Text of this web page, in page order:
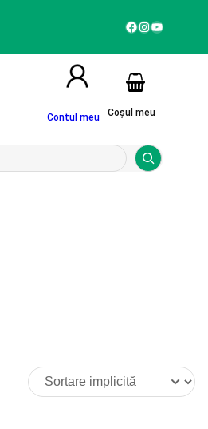
Facebook InstagramYouTube
Contul meu Coșul meu